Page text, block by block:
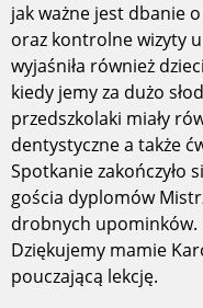
jak ważne jest dbanie
oraz kontrolne wizyty
wyjaśniła również
kiedy jemy za dużo
przedszkolaki miały
dentystyczne a także
Spotkanie zakończyło
gościa dyplomów
drobnych upominków.
Dziękujemy mamie
pouczającą lekcję.